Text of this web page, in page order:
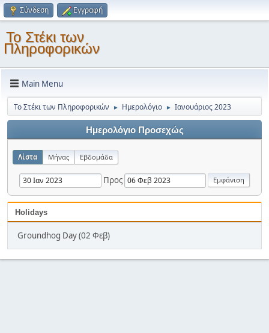
Σύνδεση Εγγραφή
Το Στέκι των
Πληροφορικών
Main Menu
Το Στέκι των Πληροφορικών ► Ημερολόγιο ► Ιανουάριος 2023
Ημερολόγιο Προσεχώς
Λίστα Μήνας Εβδομάδα
Προς
Holidays
Groundhog Day (02 Φεβ)